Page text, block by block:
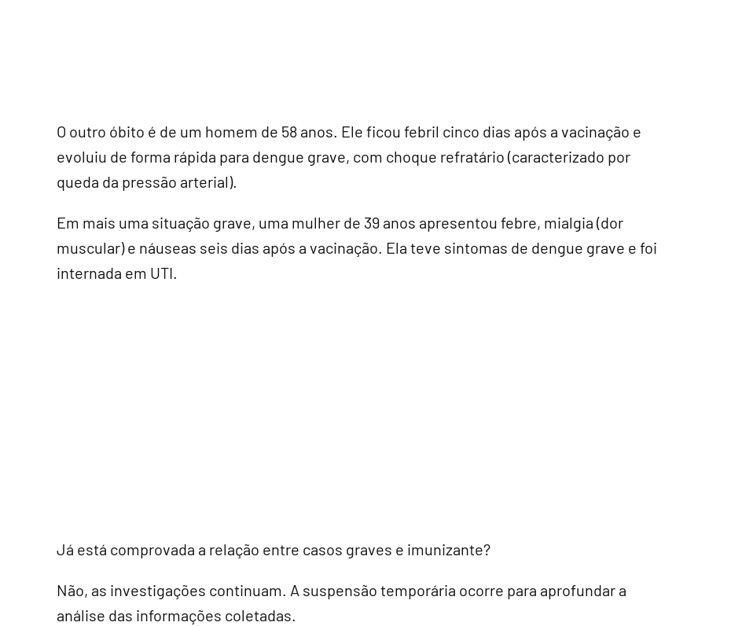
O outro óbito é de um homem de 58 anos. Ele ficou febril cinco dias após a vacinação e
evoluiu de forma rápida para dengue grave, com choque refratário (caracterizado por
queda da pressão arterial).
Em mais uma situação grave, uma mulher de 39 anos apresentou febre, mialgia (dor
muscular) e náuseas seis dias após a vacinação. Ela teve sintomas de dengue grave e foi
internada em UTI.
Já está comprovada a relação entre casos graves e imunizante?
Não, as investigações continuam. A suspensão temporária ocorre para aprofundar a
análise das informações coletadas.